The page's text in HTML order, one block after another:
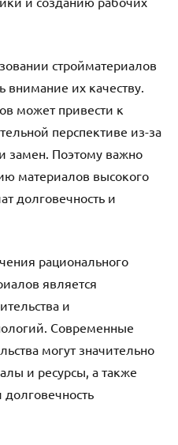
стройматериалов
их качеству.
может привести к
перспективе из-за
замен. Поэтому важно
материалов высокого
долговечность и
рационального
является
и
Современные
могут значительно
и ресурсы, а также